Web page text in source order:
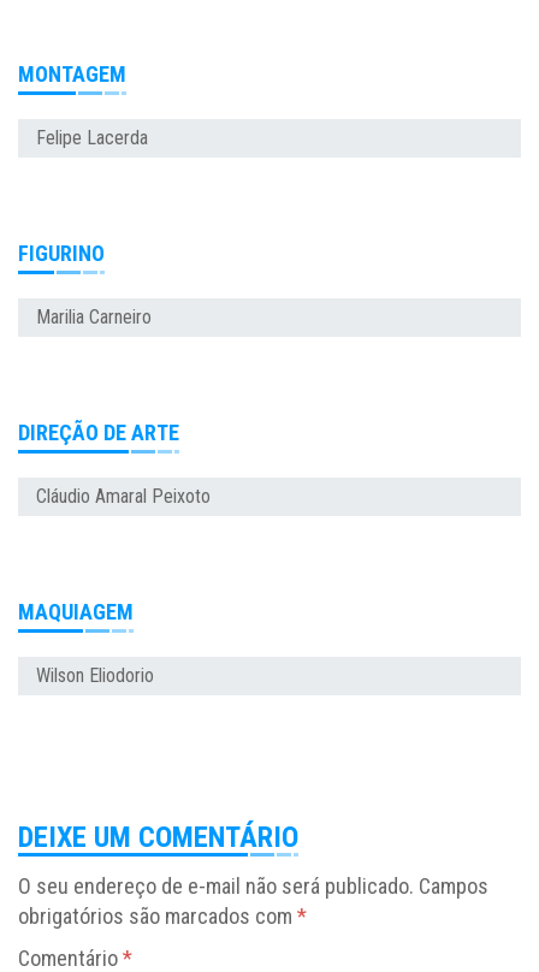
MONTAGEM
Felipe Lacerda
FIGURINO
Marilia Carneiro
DIREÇÃO DE ARTE
Cláudio Amaral Peixoto
MAQUIAGEM
Wilson Eliodorio
DEIXE UM COMENTÁRIO
O seu endereço de e-mail não será publicado. Campos
obrigatórios são marcados com *
Comentário*